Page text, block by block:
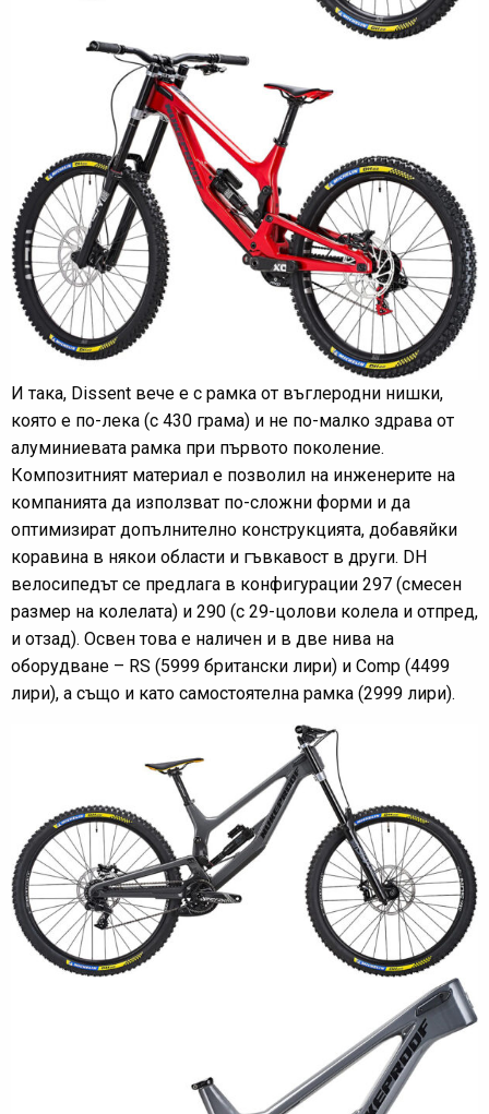
И така, Dissent вече е с рамка от въглеродни нишки,
която е по-лека (с 430 грама) и не по-малко здрава от
алуминиевата рамка при първото поколение.
Композитният материал е позволил на инженерите на
компанията да използват по-сложни форми и да
оптимизират допълнително конструкцията, добавяйки
коравина в някои области и гъвкавост в други. DH
велосипедът се предлага в конфигурации 297 (смесен
размер на колелата) и 290 (с 29-цолови колела и отпред,
и отзад). Освен това е наличен и в две нива на
оборудване – RS (5999 британски лири) и Comp (4499
лири), а също и като самостоятелна рамка (2999 лири).